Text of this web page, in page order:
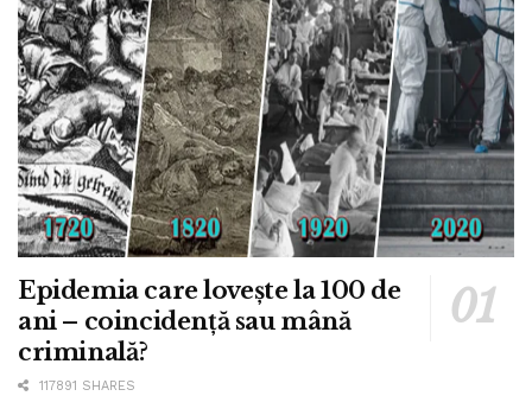
Epidemia care lovește la 100 de
ani – coincidență sau mână
criminală?
117891 SHARES